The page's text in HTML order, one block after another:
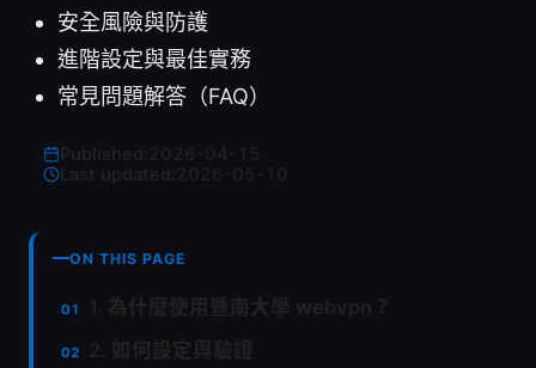
安全風險與防護
進階設定與最佳實務
常見問題解答（FAQ）
Last updated:
ON THIS PAGE